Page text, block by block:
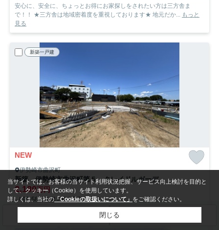
安心に、安全に、ちょっとお得にお家探しをされたい方は三方舎ま
で！！ ★三方舎は地域密着度を重視しております★ 地元だか... もっと
見る
新築一戸建
NEW
伊勢崎市曲沢町
新築 伊勢崎市曲沢町第５ クレイドルガーデン 3号棟
2,180万円
- / 95.58㎡ / 4LDK /予定
プロパンガス 収納豊富 ウォークインクロゼット
当サイトでは、お客様の当サイト利用状況把握、サービス向上検討を目的と
して、クッキー（Cookie）を使用しています。
詳しくは、当社の「Cookieの取扱いについて」 をご確認ください。
閉じる